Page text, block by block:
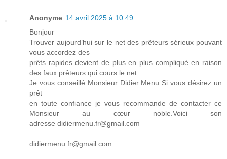
Anonyme 14 avril 2025 à 10:49
Bonjour
Trouver aujourd’hui sur le net des prêteurs sérieux pouvant
vous accordez des
prêts rapides devient de plus en plus compliqué en raison
des faux prêteurs qui cours le net.
Je vous conseillé Monsieur Didier Menu Si vous désirez un
prêt
en toute confiance je vous recommande de contacter ce
Monsieur au cœur noble.Voici son
adresse didiermenu.fr@gmail.com
didiermenu.fr@gmail.com